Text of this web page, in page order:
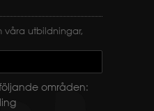
utbildningar,
områden: